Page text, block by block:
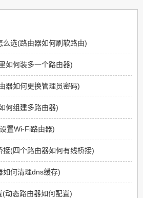
选(路由器如何刷软路由)
如何装多一个路由器)
器如何更换管理员密码)
何组建多路由器)
置Wi-Fi路由器)
接(四个路由器如何有线桥接)
如何清理dns缓存)
动态路由器如何配置)